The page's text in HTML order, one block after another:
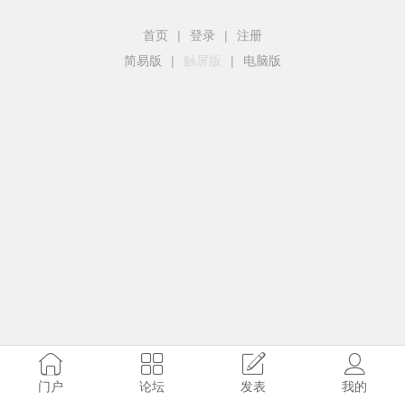
首页 | 登录 |
注册
简易版
| 触屏版 | 电脑版
门户 论坛 发表 我的